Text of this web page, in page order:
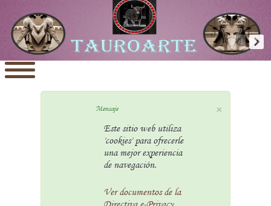
×
Mensaje
Este sitio web utiliza
'cookies' para ofrecerle
una mejor experiencia
de navegación.
Ver documentos de la